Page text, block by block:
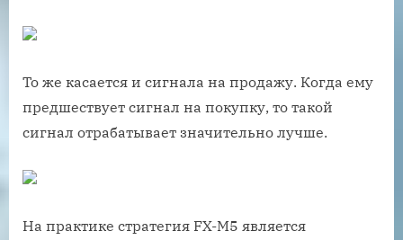
То же касается и сигнала на продажу. Когда ему
предшествует сигнал на покупку, то такой
сигнал отрабатывает значительно лучше.
На практике стратегия FX-M5 является